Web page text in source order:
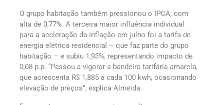
O grupo habitação também pressionou o IPCA, com
alta de 0,77%. A terceira maior influência individual
para a aceleração da inflação em julho foi a tarifa de
energia elétrica residencial – que faz parte do grupo
habitação – e subiu 1,93%, representando impacto de
0,08 p.p. “Passou a vigorar a bandeira tarifária amarela,
que acrescenta R$ 1,885 a cada 100 kwh, ocasionando
elevação de preços”, explica Almeida.